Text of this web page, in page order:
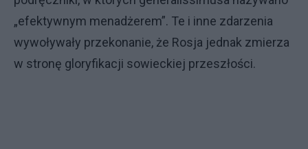
„efektywnym menadżerem”. Te i inne zdarzenia
wywoływały przekonanie, że Rosja jednak zmierza
w stronę gloryfikacji sowieckiej przeszłości.